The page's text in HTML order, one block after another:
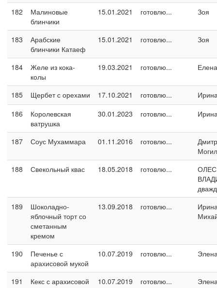
182
Малиновые
блинчики
15.01.2021 готовлю... Зоя
183
Арабские
блинчики Катаеф
15.01.2021 готовлю... Зоя
184
Желе из кока-
колы
19.03.2021 готовлю...
185 Щербет с орехами 17.10.2021 готовлю...
186
Королевская
ватрушка
30.01.2023 готовлю...
187 Соус Мухаммара 01.11.2016 готовлю...
188
Свекольный квас 18.05.2018 готовлю...
189
Шоколадно-
яблочный торт со
сметанным
кремом
13.09.2018 готовлю...
190
Печенье с
арахисовой мукой
10.07.2019 готовлю...
191
Кекс с арахисовой
10.07.2019 готовлю...